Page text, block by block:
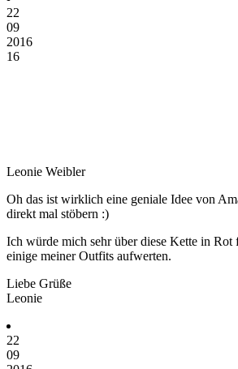
22
09
2016
16
Leonie Weibler
Oh das ist wirklich eine geniale Idee von
direkt mal stöbern :)
Ich würde mich sehr über diese Kette in Rot
einige meiner Outfits aufwerten.
Liebe Grüße
Leonie
22
09